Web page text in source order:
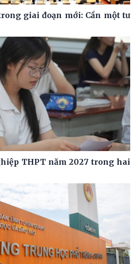
giai đoạn mới: Cần một tư
THPT năm 2027 trong hai